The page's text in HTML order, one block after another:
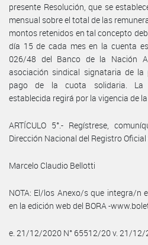
presente Resolución, que se
mensual sobre el total de las
montos retenidos en tal concepto
día 15 de cada mes en la cuenta
026/48 del Banco de la Nación
asociación sindical signataria de la
pago de la cuota solidaria. La
establecida regirá por la vigencia de
ARTÍCULO 5°.- Regístrese,
Dirección Nacional del Registro Oficial
Marcelo Claudio Bellotti
NOTA: El/los Anexo/s que integra/n
en la edición web del BORA -
e. 21/12/2020 N° 65512/20 v. 21/12/